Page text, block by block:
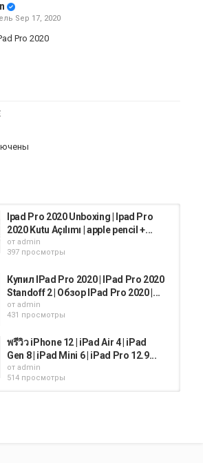
Sep 17, 2020
Pro 2020
#iPadAir2020Unboxing
:
therajstech/
Ipad Pro 2020 Unboxing | Ipad Pro
2020 Kutu Açılımı | apple pencil +...
от admin
397 просмотры
Купил IPad Pro 2020 | IPad Pro 2020
Standoff 2 | Обзор IPad Pro 2020 |...
от admin
431 просмотры
พรีวิว iPhone 12 | iPad Air 4 | iPad
Gen 8 | iPad Mini 6 | iPad Pro 12.9...
от admin
514 просмотры